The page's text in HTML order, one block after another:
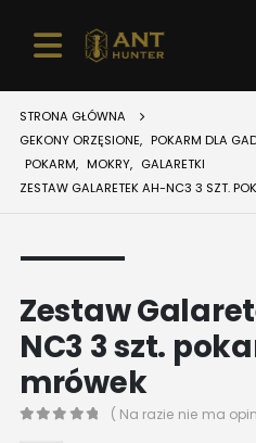
STRONA GŁÓWNA
GEKONY ORZĘSIONE, POKARM DLA
POKARM, MOKRY, GALARETKI
ZESTAW GALARETEK AH-NC3 3 SZT.
Zestaw
NC3 3 szt.
mrówek
( Na razie nie ma